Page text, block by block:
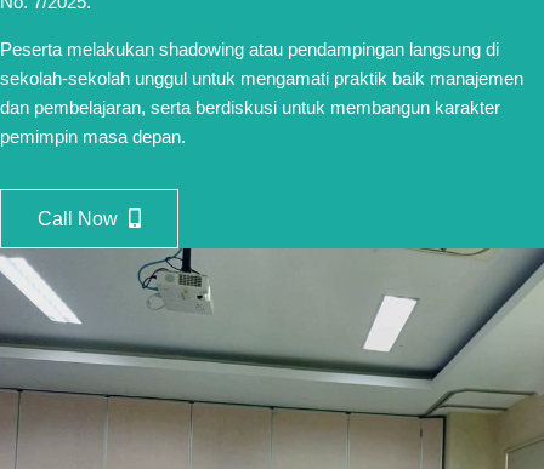
Peserta melakukan shadowing atau pendampingan langsung di
sekolah-sekolah unggul untuk mengamati praktik baik manajemen
dan pembelajaran, serta berdiskusi untuk membangun karakter
pemimpin masa depan.
Call Now